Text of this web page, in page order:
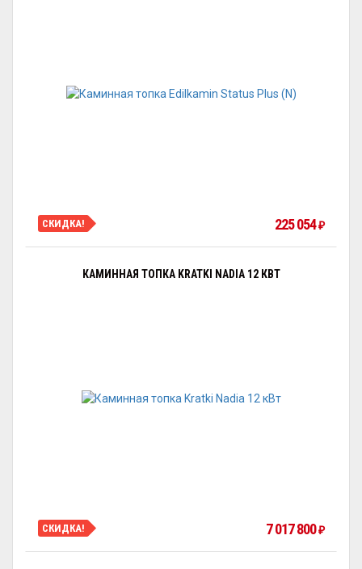
СКИДКА! 225 054 ₽
КАМИННАЯ ТОПКА KRATKI NADIA 12 КВТ
СКИДКА! 7 017 800 ₽